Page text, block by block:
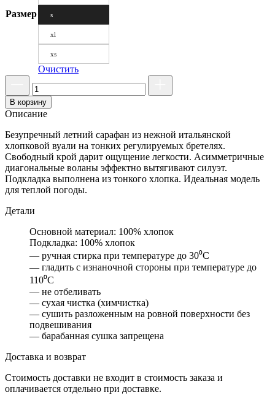
Размер s
xl
xs
Очистить
В корзину
Описание
Безупречный летний сарафан из нежной итальянской
хлопковой вуали на тонких регулируемых бретелях.
Свободный крой дарит ощущение легкости. Асимметричные
диагональные воланы эффектно вытягивают силуэт.
Подкладка выполнена из тонкого хлопка. Идеальная модель
для теплой погоды.
Детали
Основной материал: 100% хлопок
Подкладка: 100% хлопок
— ручная стирка при температуре до 30⁰С
— гладить с изнаночной стороны при температуре до
110⁰С
— не отбеливать
— сухая чистка (химчистка)
— сушить разложенным на ровной поверхности без
подвешивания
— барабанная сушка запрещена
Доставка и возврат
Стоимость доставки не входит в стоимость заказа и
оплачивается отдельно при доставке.